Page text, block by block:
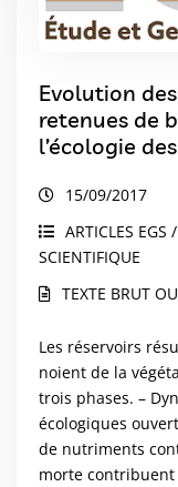
Evolution
retenues de
l’écologie
15/09/2017
ARTICLES EGS
SCIENTIFIQUE
TEXTE BRUT
Les réservoirs
noient de la
trois phases. –
écologiques
de nutriments
morte